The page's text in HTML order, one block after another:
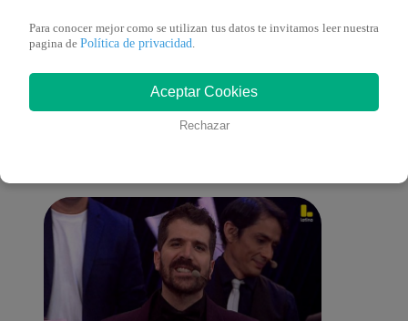
También te puede
interesar
Para conocer mejor como se utilizan tus datos te invitamos leer nuestra
pagina de Política de privacidad
Aceptar Cookies
Rechazar